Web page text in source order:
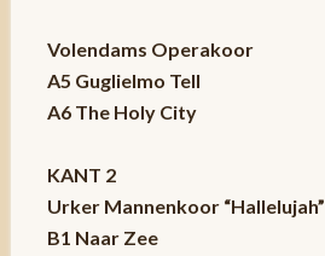
Volendams Operakoor
A5 Guglielmo Tell
A6 The Holy City
KANT 2
Urker Mannenkoor “Hallelujah”
B1 Naar Zee